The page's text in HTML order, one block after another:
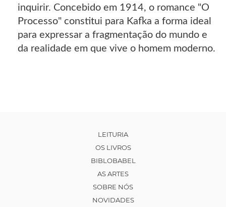
inquirir. Concebido em 1914, o romance "O
Processo" constitui para Kafka a forma ideal
para expressar a fragmentação do mundo e
da realidade em que vive o homem moderno.
LEITURIA
OS LIVROS
BIBLOBABEL
AS ARTES
SOBRE NÓS
NOVIDADES